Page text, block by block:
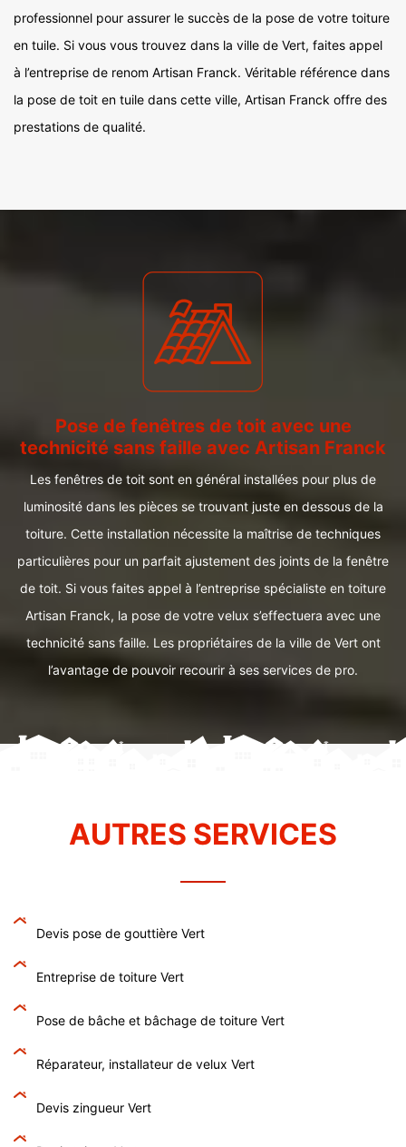
professionnel pour assurer le succès de la pose de votre toiture
en tuile. Si vous vous trouvez dans la ville de Vert, faites appel
à l’entreprise de renom Artisan Franck. Véritable référence dans
la pose de toit en tuile dans cette ville, Artisan Franck offre des
prestations de qualité.
Pose de fenêtres de toit avec une
technicité sans faille avec Artisan Franck
Les fenêtres de toit sont en général installées pour plus de
luminosité dans les pièces se trouvant juste en dessous de la
toiture. Cette installation nécessite la maîtrise de techniques
particulières pour un parfait ajustement des joints de la fenêtre
de toit. Si vous faites appel à l’entreprise spécialiste en toiture
Artisan Franck, la pose de votre velux s’effectuera avec une
technicité sans faille. Les propriétaires de la ville de Vert ont
l’avantage de pouvoir recourir à ses services de pro.
AUTRES SERVICES
Devis pose de gouttière Vert
Entreprise de toiture Vert
Pose de bâche et bâchage de toiture Vert
Réparateur, installateur de velux Vert
Devis zingueur Vert